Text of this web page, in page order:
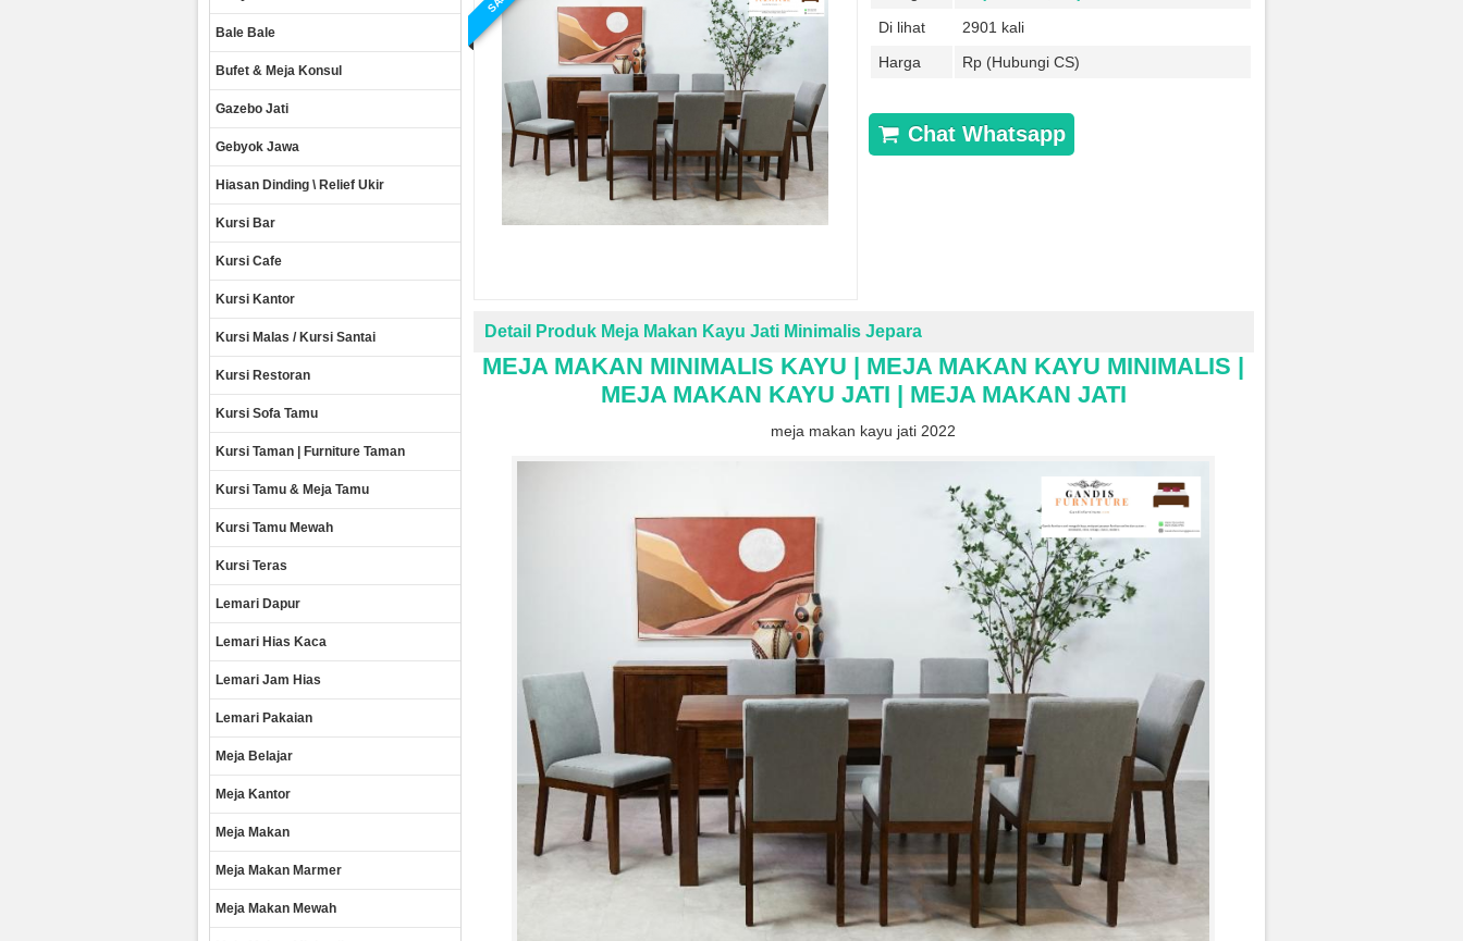
Di lihat
2901 kali
Harga
Rp (Hubungi CS)
Chat Whatsapp
Detail Produk Meja Makan Kayu Jati Minimalis Jepara
MEJA MAKAN MINIMALIS KAYU | MEJA MAKAN KAYU MINIMALIS |
MEJA MAKAN KAYU JATI | MEJA MAKAN JATI
meja makan kayu jati 2022
Bale Bale
Bufet & Meja Konsul
Gazebo Jati
Gebyok Jawa
Hiasan Dinding \ Relief Ukir
Kursi Bar
Kursi Cafe
Kursi Kantor
Kursi Malas / Kursi Santai
Kursi Restoran
Kursi Sofa Tamu
Kursi Taman | Furniture Taman
Kursi Tamu & Meja Tamu
Kursi Tamu Mewah
Kursi Teras
Lemari Dapur
Lemari Hias Kaca
Lemari Jam Hias
Lemari Pakaian
Meja Belajar
Meja Kantor
Meja Makan
Meja Makan Marmer
Meja Makan Mewah